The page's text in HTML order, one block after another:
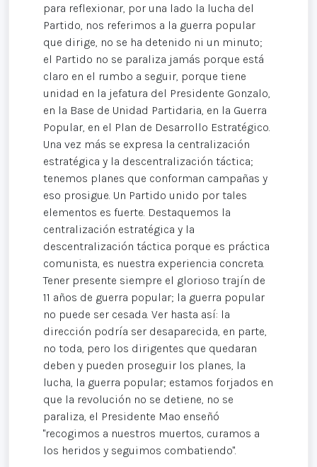
para reflexionar, por una lado la lucha del
Partido, nos referimos a la guerra popular
que dirige, no se ha detenido ni un minuto;
el Partido no se paraliza jamás porque está
claro en el rumbo a seguir, porque tiene
unidad en la jefatura del Presidente Gonzalo,
en la Base de Unidad Partidaria, en la Guerra
Popular, en el Plan de Desarrollo Estratégico.
Una vez más se expresa la centralización
estratégica y la descentralización táctica;
tenemos planes que conforman campañas y
eso prosigue. Un Partido unido por tales
elementos es fuerte. Destaquemos la
centralización estratégica y la
descentralización táctica porque es práctica
comunista, es nuestra experiencia concreta.
Tener presente siempre el glorioso trajín de
11 años de guerra popular; la guerra popular
no puede ser cesada. Ver hasta así: la
dirección podría ser desaparecida, en parte,
no toda, pero los dirigentes que quedaran
deben y pueden proseguir los planes, la
lucha, la guerra popular; estamos forjados en
que la revolución no se detiene, no se
paraliza, el Presidente Mao enseñó
"recogimos a nuestros muertos, curamos a
los heridos y seguimos combatiendo".